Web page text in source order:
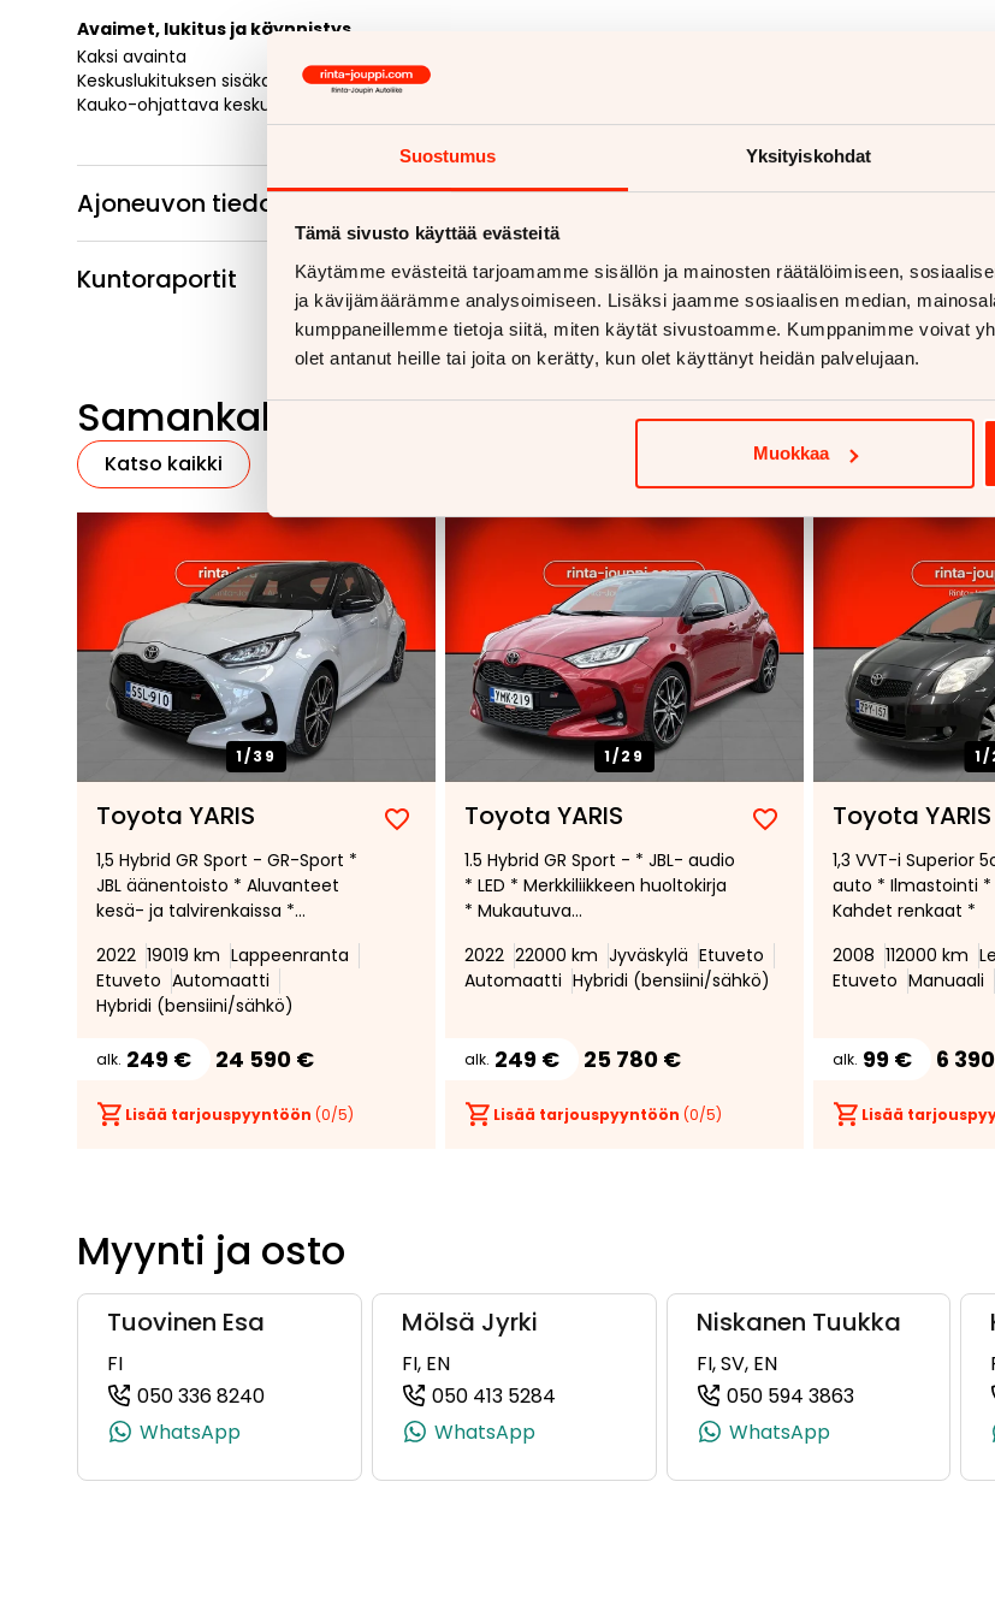
Suostumus Yksityiskohdat
Tämä sivusto käyttää evästeitä
Käytämme evästeitä tarjoamamme sisällön ja mainosten räätälöimiseen,
ja kävijämäärämme analysoimiseen. Lisäksi jaamme sosiaalisen median,
kumppaneillemme tietoja siitä, miten käytät sivustoamme. Kumppanimme voivat
olet antanut heille tai joita on kerätty, kun olet käyttänyt heidän palvelujaan.
Muokkaa
Avaimet, lukitus ja käynnistys
Kaksi avainta
Keskuslukituksen sisäkatkaisin
Kauko-ohjattava keskuslukitus
Ajoneuvon tiedot
Kuntoraportit
Samankaltaisia ajoneuvoja
Katso kaikki
1/39
Toyota YARIS
Lisää
suosikiksi
Poista
suosikeista
1,5 Hybrid GR Sport - GR-Sport *
JBL äänentoisto * Aluvanteet
kesä- ja talvirenkaissa *
vakionopeudensäädin *
Digitaalinen mittaristo *
Peruutuskamera *
Avaimeton kulku ja käynnistys
2022 19019 km Lappeenranta
Etuveto Automaatti
Hybridi (bensiini/sähkö)
alk. 249 € 24 590 €
Lisää tarjouspyyntöön (0/5)
1/29
Toyota YARIS
Lisää
suosikiksi
Poista
suosikeista
1.5 Hybrid GR Sport - * JBL- audio
* LED * Merkkiliikkeen huoltokirja
* Mukautuva
Peruutuskamera *
Kuolleenkulman varoitin *
2022 22000 km Jyväskylä Etuveto
Automaatti Hybridi (bensiini/sähkö)
alk. 249 € 25 780 €
Lisää tarjouspyyntöön (0/5)
1/
Toyota YARIS
1,3 VVT-i Superior
auto * Ilmastointi *
Kahdet renkaat *
2008 112000 km
Etuveto Manuaali
alk. 99 € 6
Lisää
Myynti ja osto
Tuovinen Esa
FI
050 336 8240
(+358503368240, 0503368240, +358 50 336 8240)
WhatsApp
Mölsä Jyrki
FI, EN
050 413 5284
(+358504135284, 0504135284, +358 50 413
WhatsApp
Niskanen Tuukka
FI, SV, EN
050 594 3863
WhatsApp